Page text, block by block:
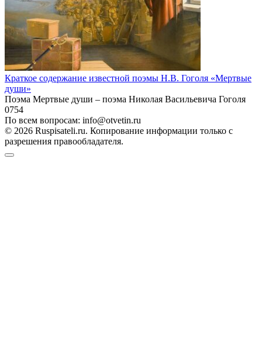
Краткое содержание известной поэмы Н.В. Гоголя «Мертвые
души»
Поэма Мертвые души – поэма Николая Васильевича Гоголя
0754
По всем вопросам: info@otvetin.ru
© 2026 Ruspisateli.ru. Копирование информации только с
разрешения правообладателя.